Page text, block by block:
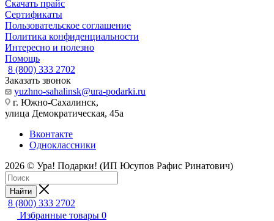
Скачать прайс
Сертификаты
Пользовательское соглашение
Политика конфиденциальности
Интересно и полезно
Помощь
8 (800) 333 2702
Заказать звонок
yuzhno-sahalinsk@ura-podarki.ru
г. Южно-Сахалинск,
улица Демократическая, 45а
Вконтакте
Одноклассники
2026 © Ура! Подарки! (ИП Юсупов Рафис Ринатович)
Найти
8 (800) 333 2702
Избранные товары 0